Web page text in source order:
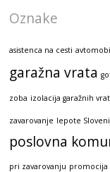
Oznake
asistenca na cesti
garažna vrata
zoba izolacija garažnih vrat
zavarovanje lepote
poslovna
pri zavarovanju promocija